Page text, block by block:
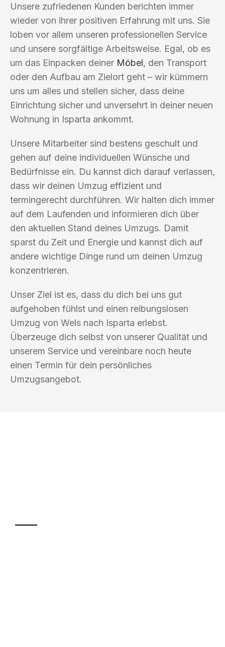
Unsere zufriedenen Kunden berichten immer
wieder von ihrer positiven Erfahrung mit uns. Sie
loben vor allem unseren professionellen Service
und unsere sorgfältige Arbeitsweise. Egal, ob es
um das Einpacken deiner Möbel, den Transport
oder den Aufbau am Zielort geht – wir kümmern
uns um alles und stellen sicher, dass deine
Einrichtung sicher und unversehrt in deiner neuen
Wohnung in Isparta ankommt.
Unsere Mitarbeiter sind bestens geschult und
gehen auf deine individuellen Wünsche und
Bedürfnisse ein. Du kannst dich darauf verlassen,
dass wir deinen Umzug effizient und
termingerecht durchführen. Wir halten dich immer
auf dem Laufenden und informieren dich über
den aktuellen Stand deines Umzugs. Damit
sparst du Zeit und Energie und kannst dich auf
andere wichtige Dinge rund um deinen Umzug
konzentrieren.
Unser Ziel ist es, dass du dich bei uns gut
aufgehoben fühlst und einen reibungslosen
Umzug von Wels nach Isparta erlebst.
Überzeuge dich selbst von unserer Qualität und
unserem Service und vereinbare noch heute
einen Termin für dein persönliches
Umzugsangebot.